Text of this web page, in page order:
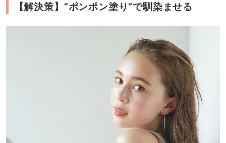
【解決策】”ポンポン塗り”で馴染ませる